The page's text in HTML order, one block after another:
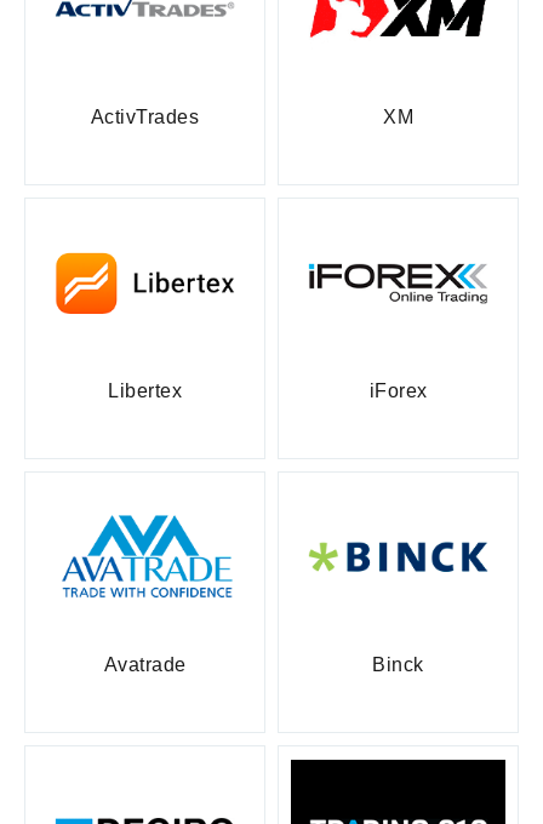
ActivTrades XM
Libertex iForex
Avatrade Binck